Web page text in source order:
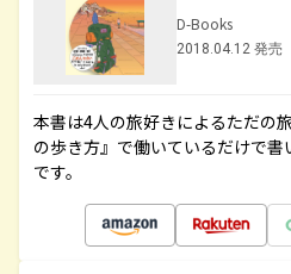
D-Books
2018.04.12 発売
本書は4人の旅好きによるただの
の歩き方』で働いているだけで
です。